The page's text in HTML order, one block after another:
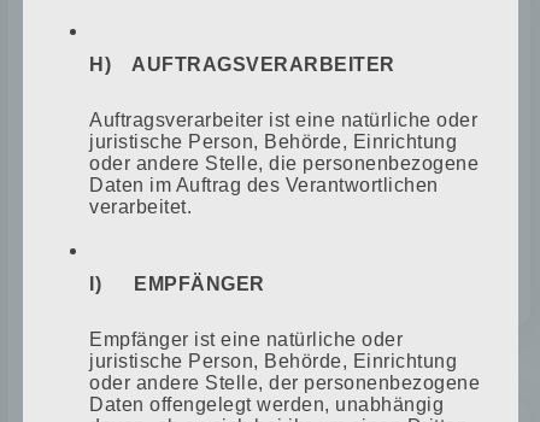
Neuausrichtung des Aufgabenfeldes als
Zulieferer für den Fahrzeugbau. Zudem
wurde eine neue Produktionshalle
gebaut. Die erste Laserschneidanlage
2006
H) AUFTRAGSVERARBEITER
Auftragsverarbeiter ist eine natürliche oder
juristische Person, Behörde, Einrichtung
oder andere Stelle, die personenbezogene
Daten im Auftrag des Verantwortlichen
verarbeitet.
I) EMPFÄNGER
Empfänger ist eine natürliche oder
juristische Person, Behörde, Einrichtung
oder andere Stelle, der personenbezogene
Daten offengelegt werden, unabhängig